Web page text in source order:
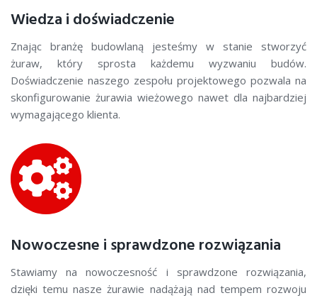
Wiedza i doświadczenie
Znając branżę budowlaną jesteśmy w stanie stworzyć
żuraw, który sprosta każdemu wyzwaniu budów.
Doświadczenie naszego zespołu projektowego pozwala na
skonfigurowanie żurawia wieżowego nawet dla najbardziej
wymagającego klienta.
Nowoczesne i sprawdzone rozwiązania
Stawiamy na nowoczesność i sprawdzone rozwiązania,
dzięki temu nasze żurawie nadążają nad tempem rozwoju